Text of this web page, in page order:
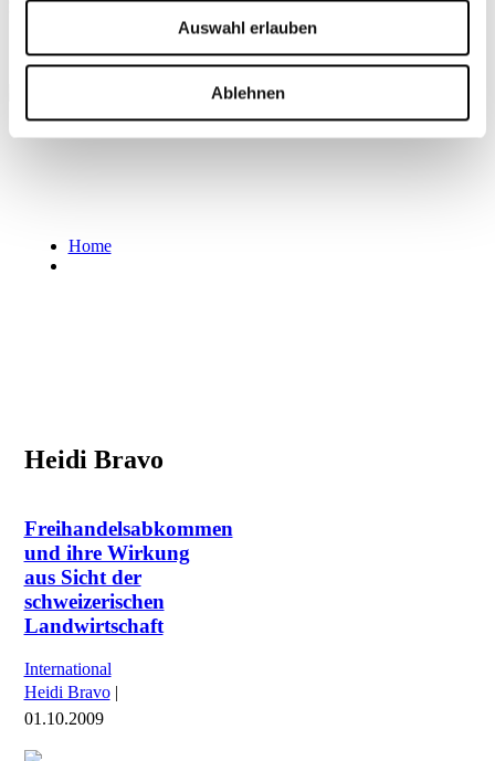
Auswahl erlauben
Ablehnen
Home
Heidi Bravo
Freihandelsabkommen
und ihre Wirkung
aus Sicht der
schweizerischen
Landwirtschaft
International
Heidi Bravo|
01.10.2009